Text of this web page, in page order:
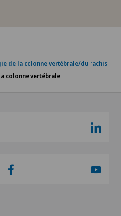
canine)
de la colonne vertébrale/du rachis
colonne vertébrale